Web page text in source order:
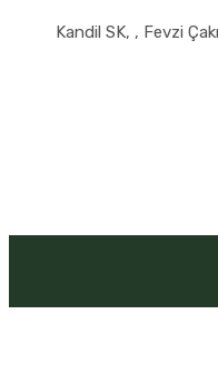
Kandil SK, , Fevzi